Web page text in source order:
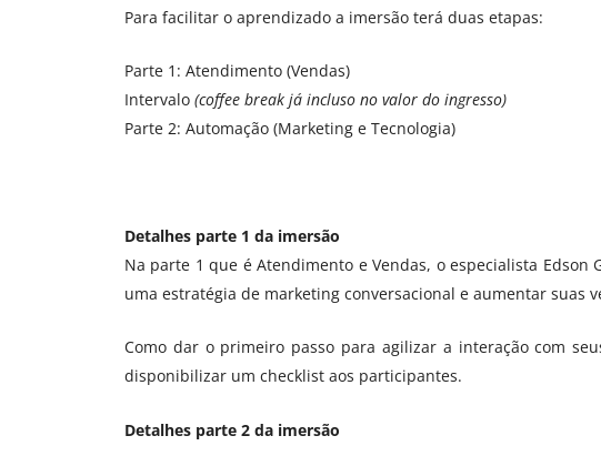
Para facilitar o aprendizado a imersão terá duas etapas:
Parte 1: Atendimento (Vendas)
Intervalo (coffee break já incluso no valor do ingresso)
Parte 2: Automação (Marketing e Tecnologia)
Detalhes parte 1 da imersão
Na parte 1 que é Atendimento e Vendas, o especialista
uma estratégia de marketing conversacional e aumentar suas
Como dar o primeiro passo para agilizar a interação com
disponibilizar um checklist aos participantes.
Detalhes parte 2 da imersão